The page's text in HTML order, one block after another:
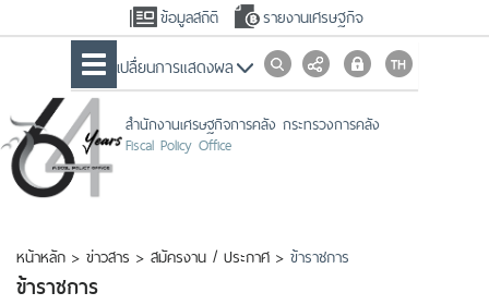
ข้อมูลสถิติ รายงานเศรษฐกิจ
เปลื่ยนการแสดงผล
สำนักงานเศรษฐกิจการคลัง กระทรวงการคลัง
Fiscal Policy Office
หน้าหลัก > ข่าวสาร > สมัครงาน / ประกาศ > ข้าราชการ
ข้าราชการ